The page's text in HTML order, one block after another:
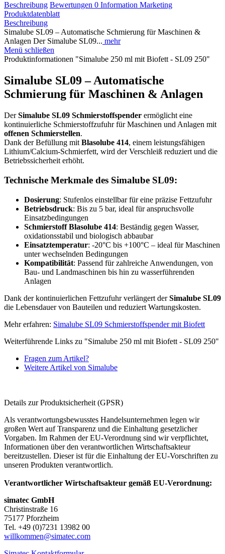
Beschreibung Bewertungen 0 Information Marketing
Produktdatenblatt
Beschreibung
Simalube SL09 – Automatische Schmierung für Maschinen &
Anlagen Der Simalube SL09... mehr
Menü schließen
Produktinformationen "Simalube 250 ml mit Biofett - SL09 250"
Simalube SL09 – Automatische
Schmierung für Maschinen & Anlagen
DerSimalube SL09 Schmierstoffspender ermöglicht eine
kontinuierliche Schmierstoffzufuhr für Maschinen und Anlagen mit
offenen Schmierstellen.
Dank der Befüllung mit Blasolube 414, einem leistungsfähigen
Lithium/Calcium-Schmierfett, wird der Verschleiß reduziert und die
Betriebssicherheit erhöht.
Technische Merkmale des Simalube SL09:
Dosierung: Stufenlos einstellbar für eine präzise Fettzufuhr
Betriebsdruck: Bis zu 5 bar, ideal für anspruchsvolle
Einsatzbedingungen
Schmierstoff Blasolube 414: Beständig gegen Wasser,
oxidationsstabil und biologisch abbaubar
Einsatztemperatur: -20°C bis +100°C – ideal für Maschinen
unter wechselnden Bedingungen
Kompatibilität: Passend für zahlreiche Anwendungen, von
Bau- und Landmaschinen bis hin zu wasserführenden
Anlagen
Dank der kontinuierlichen Fettzufuhr verlängert derSimalube SL09
die Lebensdauer von Bauteilen und reduziert Wartungskosten.
Mehr erfahren: Simalube SL09 Schmierstoffspender mit Biofett
Weiterführende Links zu "Simalube 250 ml mit Biofett - SL09 250"
Fragen zum Artikel?
Weitere Artikel von Simalube
Details zur Produktsicherheit (GPSR)
Als verantwortungsbewusstes Handelsunternehmen legen wir
großen Wert auf Transparenz und die Einhaltung gesetzlicher
Vorgaben. Im Rahmen der EU-Verordnung sind wir verpflichtet,
Informationen über den verantwortlichen Wirtschaftsakteur
bereitzustellen. Dieser ist für die Einhaltung der EU-Vorschriften zu
unseren Produkten verantwortlich.
Verantwortlicher Wirtschaftsakteur gemäß EU-Verordnung:
simatec GmbH
Christinstraße 16
75177 Pforzheim
Tel. +49 (0)7231 13982 00
willkommen@simatec.com